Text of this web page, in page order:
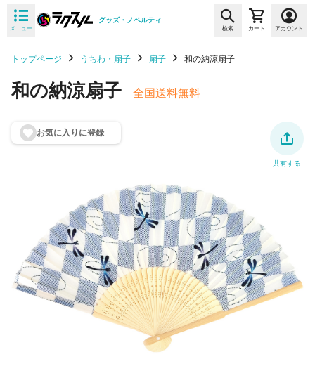
メニュー
グッズ・ノベルティ
検索 カート アカウント
トップページ うちわ・扇子 扇子 和の納涼扇子
和の納涼扇子 全国送料無料
お気に入りに登録
共有する